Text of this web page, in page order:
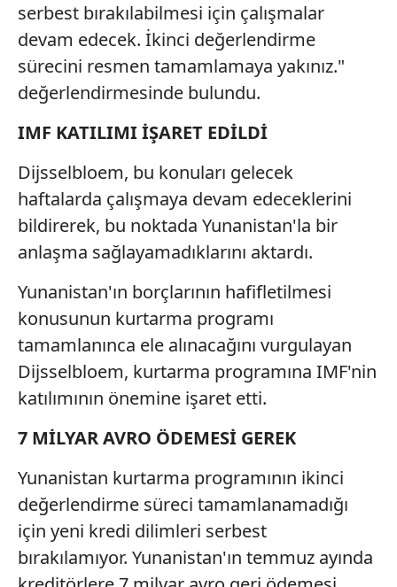
serbest bırakılabilmesi için çalışmalar
devam edecek. İkinci değerlendirme
sürecini resmen tamamlamaya yakınız."
değerlendirmesinde bulundu.
IMF KATILIMI İŞARET EDİLDİ
Dijsselbloem, bu konuları gelecek
haftalarda çalışmaya devam edeceklerini
bildirerek, bu noktada Yunanistan'la bir
anlaşma sağlayamadıklarını aktardı.
Yunanistan'ın borçlarının hafifletilmesi
konusunun kurtarma programı
tamamlanınca ele alınacağını vurgulayan
Dijsselbloem, kurtarma programına IMF'nin
katılımının önemine işaret etti.
7 MİLYAR AVRO ÖDEMESİ GEREK
Yunanistan kurtarma programının ikinci
değerlendirme süreci tamamlanamadığı
için yeni kredi dilimleri serbest
bırakılamıyor. Yunanistan'ın temmuz ayında